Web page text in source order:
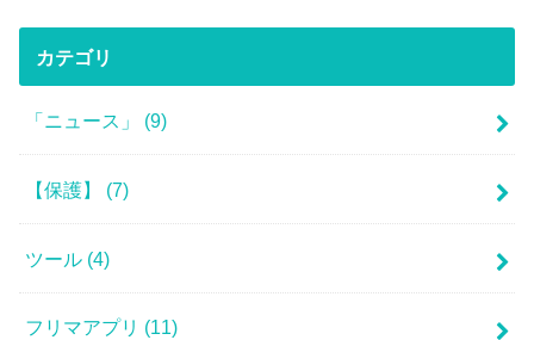
カテゴリ
「ニュース」 (9)
【保護】 (7)
ツール (4)
フリマアプリ (11)